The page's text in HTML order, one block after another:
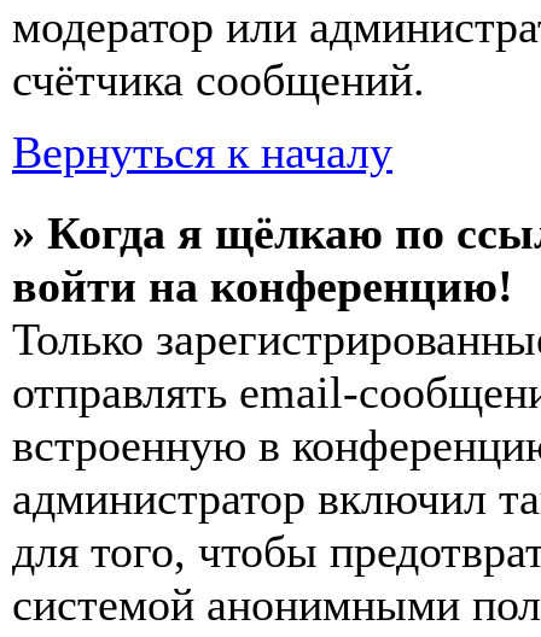
модератор или
счётчика сообщений.
Вернуться к началу
» Когда я щёлкаю по
войти на конференцию!
Только
отправлять email-
встроенную в
администратор включил
для того, чтобы
системой анонимными